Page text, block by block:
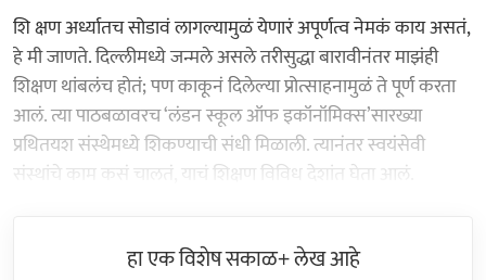
शि क्षण अर्ध्यातच सोडावं लागल्यामुळं येणारं अपूर्णत्व नेमकं काय असतं,
हे मी जाणते. दिल्लीमध्ये जन्मले असले तरीसुद्धा बारावीनंतर माझंही
शिक्षण थांबलंच होतं; पण काकूनं दिलेल्या प्रोत्साहनामुळं ते पूर्ण करता
आलं. त्या पाठबळावरच ‘लंडन स्कूल ऑफ इकॉनॉमिक्स’सारख्या
प्रथितयश संस्थेमध्ये शिकण्याची संधी मिळाली. त्यानंतर स्वयंसेवी
संस्थांचे काम कसं चालतं, याचं शिक्षण विविध देशांत घेता आलं.
हा एक विशेष सकाळ+ लेख आहे